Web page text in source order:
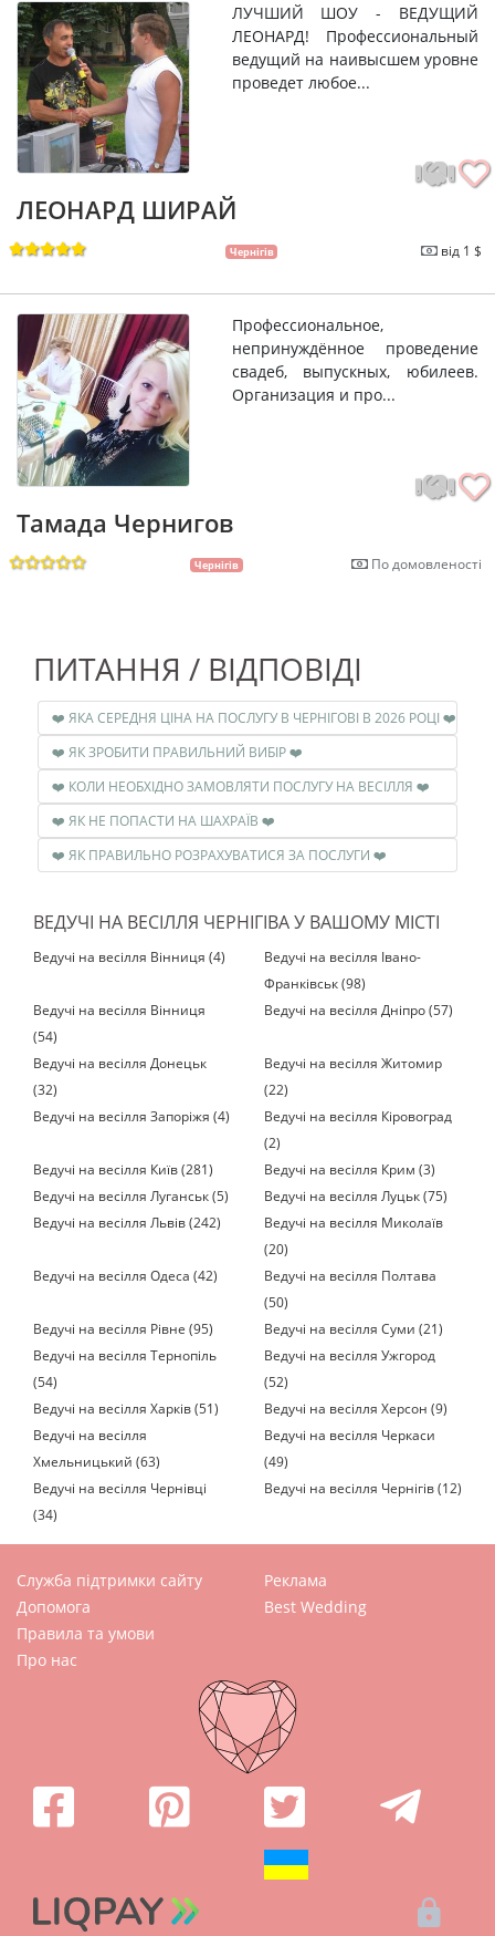
ЛУЧШИЙ ШОУ - ВЕДУЩИЙ
ЛЕОНАРД! Профессиональный
ведущий на наивысшем уровне
проведет любое...
ЛЕОНАРД ШИРАЙ
Чернігів від 1 $
Профессиональное,
непринуждённое проведение
свадеб, выпускных, юбилеев.
Организация и про...
Тамада Чернигов
Чернігів По домовленості
ПИТАННЯ / ВІДПОВІДІ
❤️ ЯКА СЕРЕДНЯ ЦІНА НА ПОСЛУГУ В ЧЕРНІГОВІ В 2026 РОЦІ ❤️
❤️ ЯК ЗРОБИТИ ПРАВИЛЬНИЙ ВИБІР ❤️
❤️ КОЛИ НЕОБХІДНО ЗАМОВЛЯТИ ПОСЛУГУ НА ВЕСІЛЛЯ ❤️
❤️ ЯК НЕ ПОПАСТИ НА ШАХРАЇВ ❤️
❤️ ЯК ПРАВИЛЬНО РОЗРАХУВАТИСЯ ЗА ПОСЛУГИ ❤️
ВЕДУЧІ НА ВЕСІЛЛЯ ЧЕРНІГІВА У ВАШОМУ МІСТІ
Ведучі на весілля Вінниця (4)
Ведучі на весілля Івано-
Франківськ (98)
Ведучі на весілля Вінниця
(54)
Ведучі на весілля Дніпро (57)
Ведучі на весілля Донецьк
(32)
Ведучі на весілля Житомир
(22)
Ведучі на весілля Запоріжя (4)
Ведучі на весілля Кіровоград
(2)
Ведучі на весілля Київ (281)
Ведучі на весілля Крим (3)
Ведучі на весілля Луганськ (5)
Ведучі на весілля Луцьк (75)
Ведучі на весілля Львів (242)
Ведучі на весілля Миколаїв
(20)
Ведучі на весілля Одеса (42)
Ведучі на весілля Полтава
(50)
Ведучі на весілля Рівне (95)
Ведучі на весілля Суми (21)
Ведучі на весілля Тернопіль
(54)
Ведучі на весілля Ужгород
(52)
Ведучі на весілля Харків (51)
Ведучі на весілля Херсон (9)
Ведучі на весілля
Хмельницький (63)
Ведучі на весілля Черкаси
(49)
Ведучі на весілля Чернівці
(34)
Ведучі на весілля Чернігів (12)
Служба підтримки сайту
Допомога
Правила та умови
Про нас
Реклама
Best Wedding